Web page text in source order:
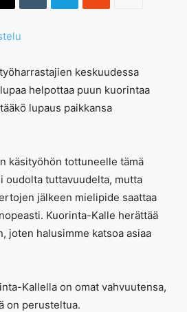
keskuudessa
helpottaa puun kuorintaa
lupaus paikkansa
käsityöhön tottuneelle tämä
oudolta tuttavuudelta, mutta
jälkeen mielipide saattaa
Kuorinta-Kalle herättää
joten halusimme katsoa asiaa
Kallella on omat vahvuutensa,
on perusteltua.